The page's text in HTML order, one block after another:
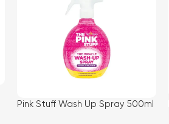
Pink Stuff Wash Up Spray 500ml